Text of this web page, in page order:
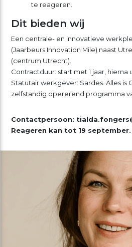
te reageren.
Dit bieden wij
Een centrale- en innovatieve
(Jaarbeurs Innovation Mile) naast
(centrum Utrecht).
Contractduur: start met 1 jaar, hierna
Statutair werkgever: Sardes. Alles is
zelfstandig opererend programma
Contactpersoon:
Reageren kan tot 19 september.